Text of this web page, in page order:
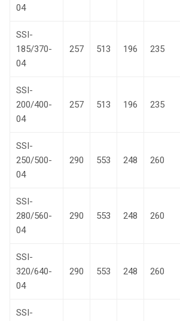
04
SSI-
185/370-
04
257 513 196 235
SSI-
200/400-
04
257 513 196 235
SSI-
250/500-
04
290 553 248 260
SSI-
280/560-
04
290 553 248 260
SSI-
320/640-
04
290 553 248 260
SSI-